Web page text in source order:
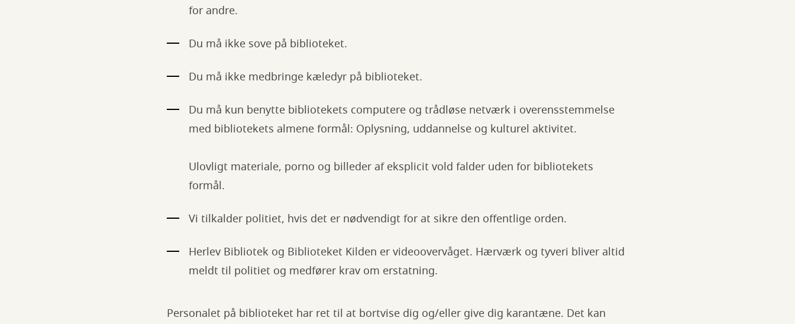
for andre.
Du må ikke sove på biblioteket.
Du må ikke medbringe kæledyr på biblioteket.
Du må kun benytte bibliotekets computere og trådløse netværk i overensstemmelse
med bibliotekets almene formål: Oplysning, uddannelse og kulturel aktivitet.
Ulovligt materiale, porno og billeder af eksplicit vold falder uden for bibliotekets
formål.
Vi tilkalder politiet, hvis det er nødvendigt for at sikre den offentlige orden.
Herlev Bibliotek og Biblioteket Kilden er videoovervåget. Hærværk og tyveri bliver altid
meldt til politiet og medfører krav om erstatning.
Personalet på biblioteket har ret til at bortvise dig og/eller give dig karantæne. Det kan